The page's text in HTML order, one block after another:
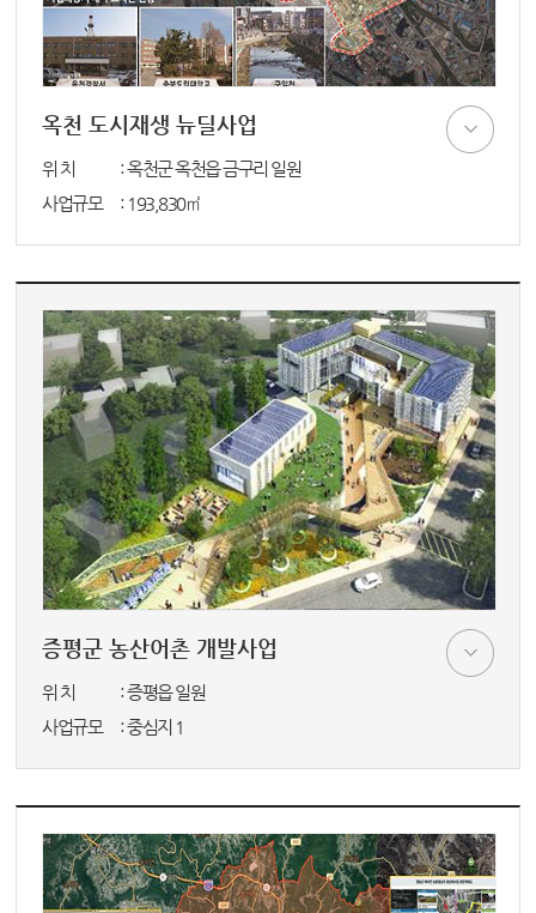
옥천 도시재생 뉴딜사업
위 치
: 옥천군 옥천읍 금구리 일원
사업규모
: 193,830㎡
증평군 농산어촌 개발사업
위 치
: 증평읍 일원
사업규모
: 중심지 1